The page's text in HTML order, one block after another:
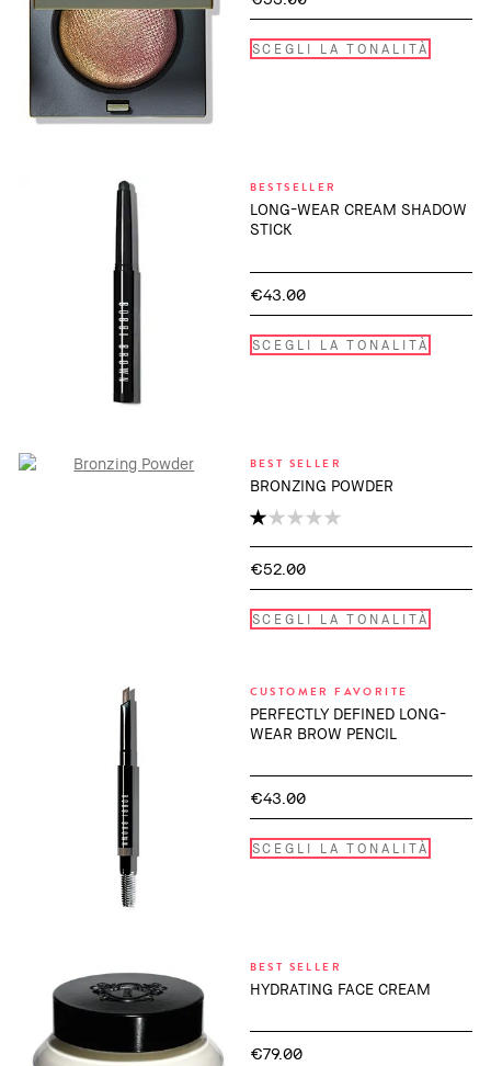
SCEGLI LA TONALITÀ
BESTSELLER
LONG-WEAR CREAM SHADOW
STICK
€43.00
SCEGLI LA TONALITÀ
BEST SELLER
BRONZING POWDER
€52.00
SCEGLI LA TONALITÀ
CUSTOMER FAVORITE
PERFECTLY DEFINED LONG-
WEAR BROW PENCIL
€43.00
SCEGLI LA TONALITÀ
BEST SELLER
HYDRATING FACE CREAM
€79.00